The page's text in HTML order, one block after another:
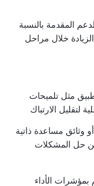
المقدمة بالنسبة
خلال مراحل
مثل تلميحات
لتقليل الارتباك
وثائق مساعدة ذاتية
حل المشكلات
بمؤشرات الأداء